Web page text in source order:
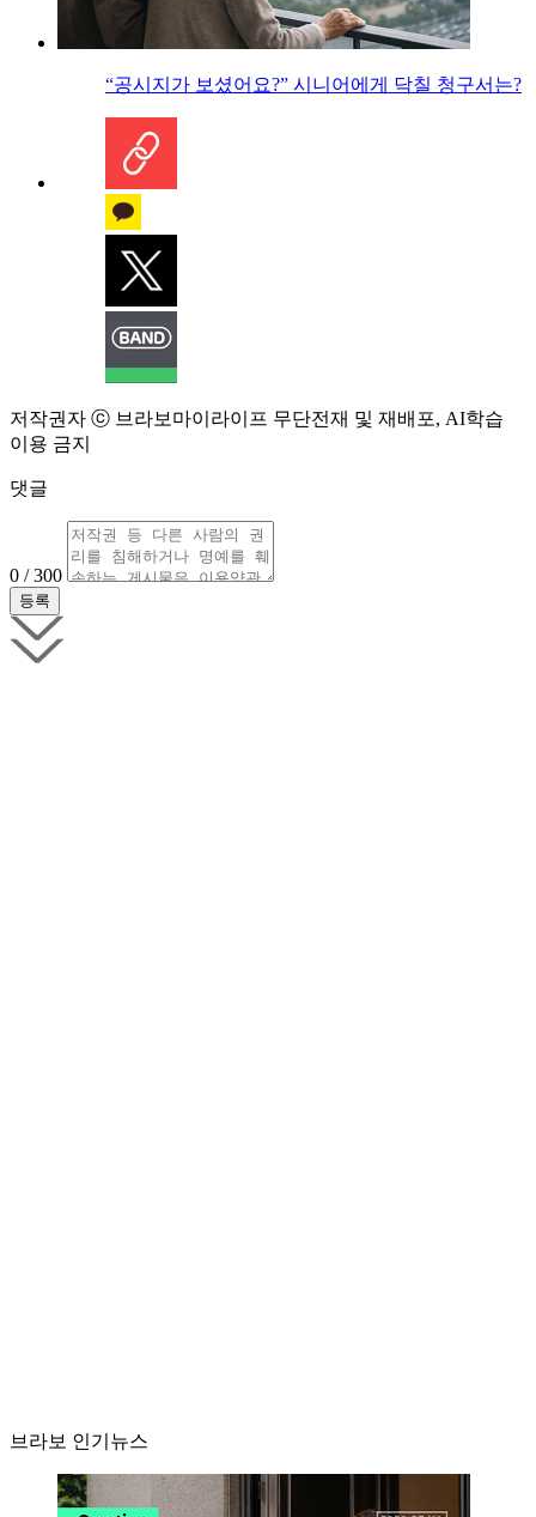
“공시지가 보셨어요?” 시니어에게 닥칠 청구서는?
저작권자 ⓒ 브라보마이라이프 무단전재 및 재배포, AI학습
이용 금지
댓글
0 / 300
브라보 인기뉴스